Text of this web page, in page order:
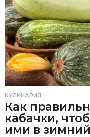
КУЛИНАРИЯ
Как
кабачки,
ими в